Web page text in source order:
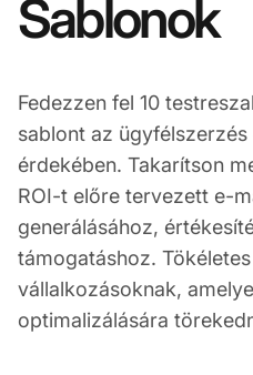
Sablonok
Fedezzen fel 10
sablont az
érdekében. Takarítson
ROI-t előre tervezett e-
generálásához,
támogatáshoz.
vállalkozásoknak,
optimalizálására